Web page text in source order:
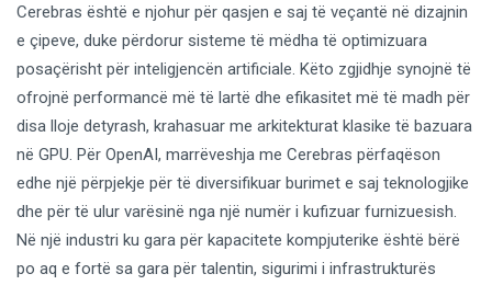
Cerebras është e njohur për qasjen e saj të veçantë në dizajnin
e çipeve, duke përdorur sisteme të mëdha të optimizuara
posaçërisht për inteligjencën artificiale. Këto zgjidhje synojnë të
ofrojnë performancë më të lartë dhe efikasitet më të madh për
disa lloje detyrash, krahasuar me arkitekturat klasike të bazuara
në GPU. Për OpenAI, marrëveshja me Cerebras përfaqëson
edhe një përpjekje për të diversifikuar burimet e saj teknologjike
dhe për të ulur varësinë nga një numër i kufizuar furnizuesish.
Në një industri ku gara për kapacitete kompjuterike është bërë
po aq e fortë sa gara për talentin, sigurimi i infrastrukturës